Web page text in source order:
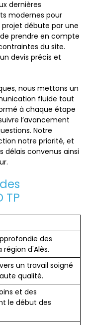
dernières
modernes pour
débute par une
prendre en compte
du site.
devis précis et
nous mettons un
fluide tout
à chaque étape
l’avancement
Notre
notre priorité, et
délais convenus ainsi
TP
des
d'Alès.
un travail soigné
qualité.
et des
le début des